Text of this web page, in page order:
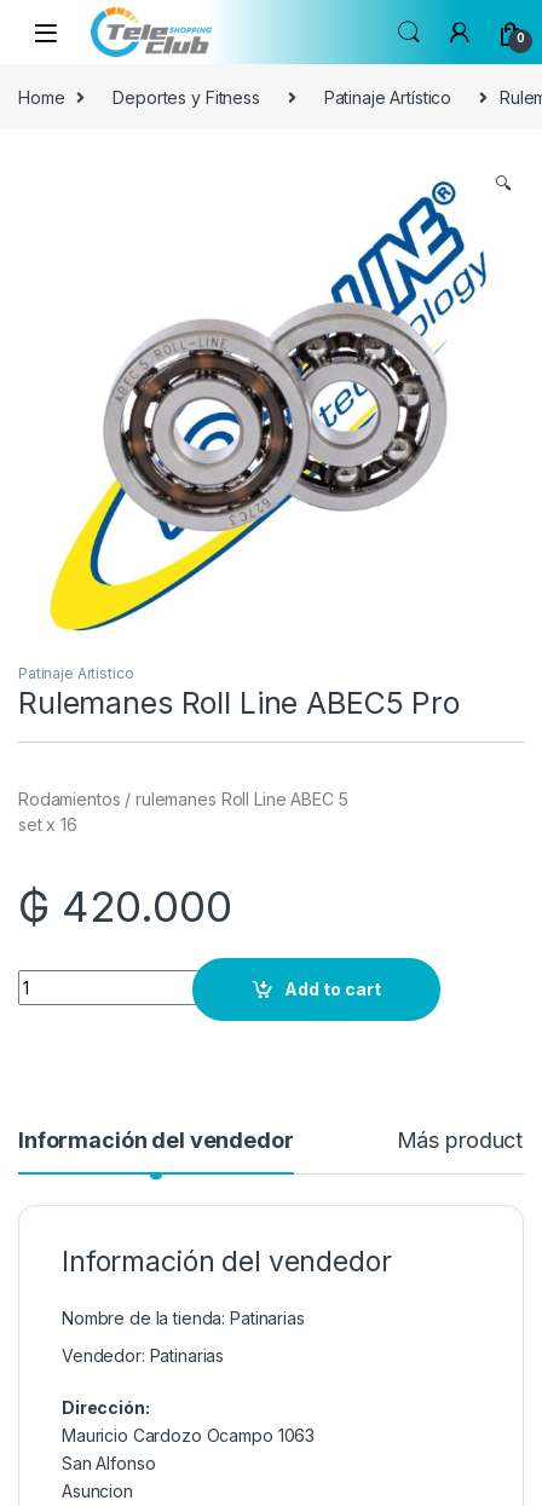
Skip to navigation
Skip to content
0
Home Deportes y Fitness Patinaje Artístico
🔍
Patinaje Artístico
Rulemanes Roll Line ABEC5 Pro
Rodamientos / rulemanes Roll Line ABEC 5
set x 16
₲ 420.000
Quantity
Add to cart
Información del vendedor Más
Información del vendedor
Nombre de la tienda: Patinarias
Vendedor: Patinarias
Dirección:
Mauricio Cardozo Ocampo 1063
San Alfonso
Asuncion